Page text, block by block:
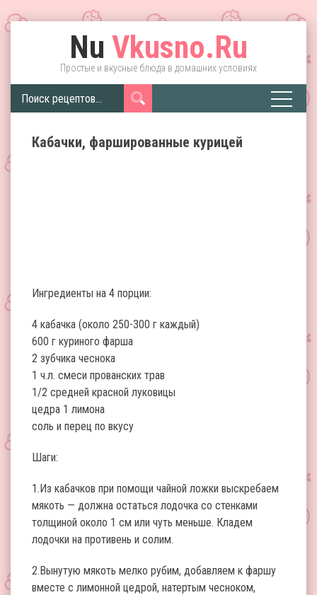
Nu Vkusno.Ru
Простые и вкусные блюда в домашних условиях
Кабачки, фаршированные курицей
Ингредиенты на 4 порции:
4 кабачка (около 250-300 г каждый)
600 г куриного фарша
2 зубчика чеснока
1 ч.л. смеси прованских трав
1/2 средней красной луковицы
цедра 1 лимона
соль и перец по вкусу
Шаги:
1.Из кабачков при помощи чайной ложки выскребаем
мякоть — должна остаться лодочка со стенками
толщиной около 1 см или чуть меньше. Кладем
лодочки на противень и солим.
2.Вынутую мякоть мелко рубим, добавляем к фаршу
вместе с лимонной цедрой, натертым чесноком,